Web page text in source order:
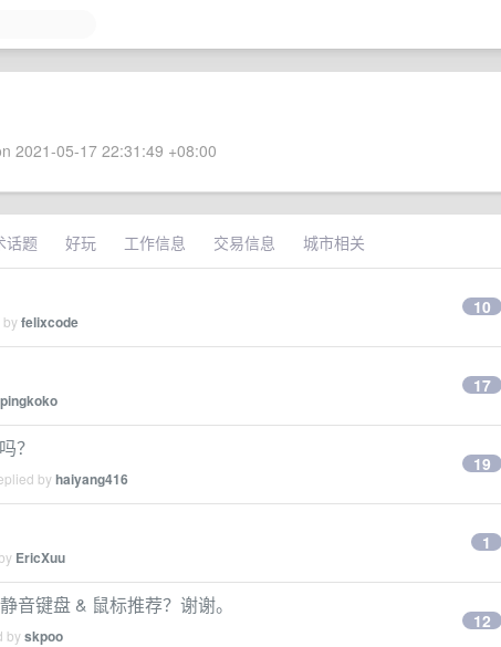
2021-05-17 22:31:49 +08:00
话题 好玩 工作信息 交易信息 城市相关
byfelixcode
10
pingkoko
17
？
byhaiyang416
19
EricXuu
1
音键盘 & 鼠标推荐？谢谢。
byskpoo
12